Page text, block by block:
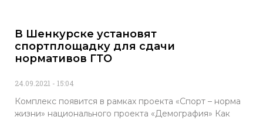
В Шенкурске установят
спортплощадку для сдачи
нормативов ГТО
24.09.2021 15:04
Комплекс появится в рамках проекта «Спорт – норма
жизни» национального проекта «Демография» Как